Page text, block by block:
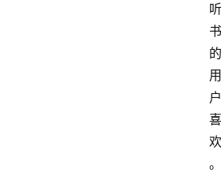
听
书
的
用
户
喜
欢
。